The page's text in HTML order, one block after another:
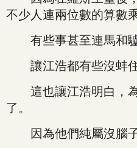
不少人連兩位數的算數
有些事甚至連馬和驢
讓江浩都有些沒蚌住
這也讓江浩明白，為
了。
因為他們純屬沒腦子